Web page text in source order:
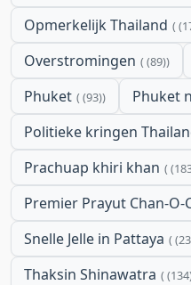
Opmerkelijk Thailand
Overstromingen (89)
Phuket (93) Phuket
Politieke kringen
Prachuap khiri khan
Premier Prayut Chan-O-
Snelle Jelle in Pattaya
Thaksin Shinawatra